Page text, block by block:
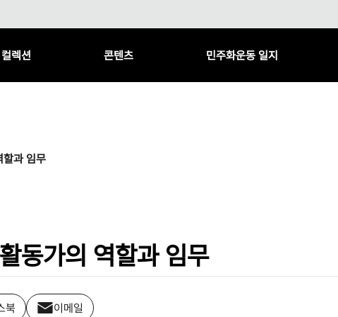
컬렉션 콘텐츠 민주화운동 일지
할과 임무
동가의 역할과 임무
북 이메일